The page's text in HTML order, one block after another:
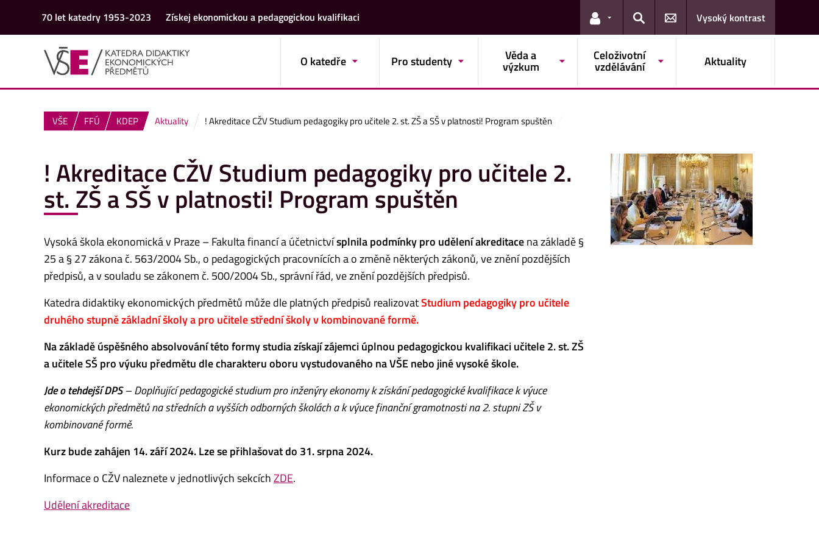
70 let katedry 1953-2023 Získej ekonomickou a pedagogickou kvalifikaci
Odkazy pro uživatele
Hledat
Vysoký kontrast
O katedře Pro studenty Věda a
výzkum
Celoživotní
vzdělávání Aktuality
VŠE FFÚ KDEP Aktuality ! Akreditace CŽV Studium pedagogiky pro učitele 2. st. ZŠ a SŠ v platnosti! Program spuštěn
! Akreditace CŽV Studium pedagogiky pro učitele 2.
st. ZŠ a SŠ v platnosti! Program spuštěn
Vysoká škola ekonomická v Praze – Fakulta financí a účetnictvísplnila podmínky pro udělení akreditacena základě §
25 a § 27 zákona č. 563/2004 Sb., o pedagogických pracovnících a o změně některých zákonů, ve znění pozdějších
předpisů, a v souladu se zákonem č. 500/2004 Sb., správní řád, ve znění pozdějších předpisů.
Katedra didaktiky ekonomických předmětů může dle platných předpisů realizovatStudium pedagogiky pro učitele
druhého stupně základní školy a pro učitele střední školy v kombinované formě.
Na základě úspěšného absolvování této formy studia získají zájemci úplnou pedagogickou kvalifikaci učitele 2. st. ZŠ
a učitele SŠ pro výuku předmětu dle charakteru oboru vystudovaného na VŠE nebo jiné vysoké škole.
Jde o tehdejší DPS– Doplňující pedagogické studium pro inženýry ekonomy k získání pedagogické kvalifikace k výuce
ekonomických předmětů na středních a vyšších odborných školách a k výuce finanční gramotnosti na 2. stupni ZŠ v
kombinované formě.
Kurz bude zahájen 14. září 2024. Lze se přihlašovat do 31. srpna 2024.
Informace o CŽV naleznete v jednotlivých sekcíchZDE.
Udělení akreditace